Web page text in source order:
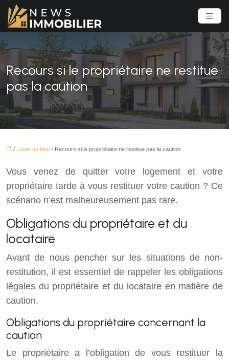
Recours si le propriétaire ne restitue
pas la caution
/ Louer un bien / Recours si le propriétaire ne restitue pas la caution
Vous venez de quitter votre logement et votre
propriétaire tarde à vous restituer votre caution ? Ce
scénario n’est malheureusement pas rare.
Obligations du propriétaire et du
locataire
Avant de nous pencher sur les situations de non-
restitution, il est essentiel de rappeler les obligations
légales du propriétaire et du locataire en matière de
caution.
Obligations du propriétaire concernant la
caution
Le propriétaire a l’obligation de vous restituer la